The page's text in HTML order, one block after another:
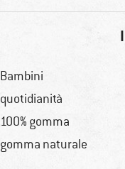
Bambini
quotidianità
100% gomma
gomma naturale